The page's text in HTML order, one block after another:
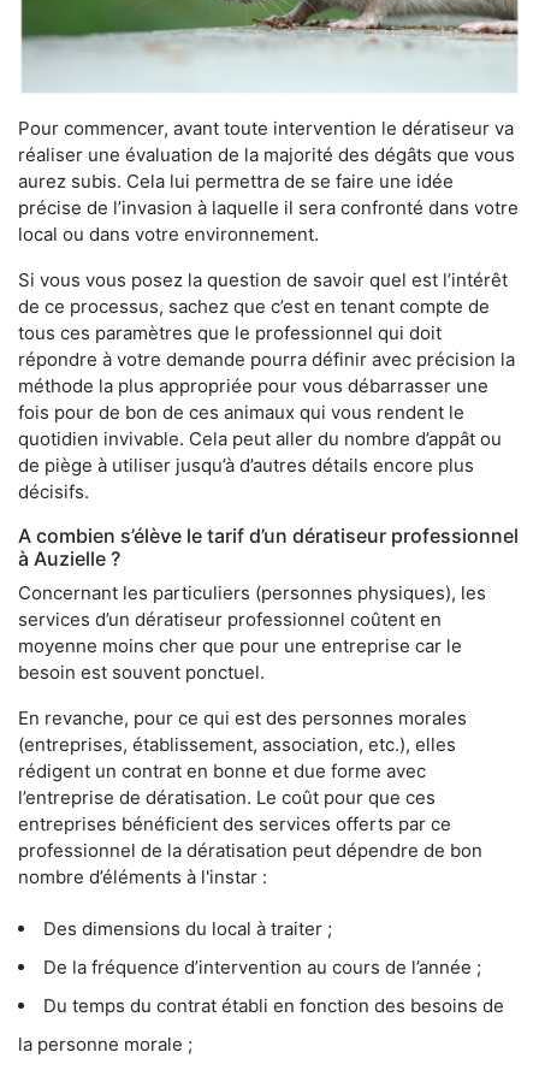
Pour commencer, avant toute intervention le dératiseur va
réaliser une évaluation de la majorité des dégâts que vous
aurez subis. Cela lui permettra de se faire une idée
précise de l’invasion à laquelle il sera confronté dans votre
local ou dans votre environnement.
Si vous vous posez la question de savoir quel est l’intérêt
de ce processus, sachez que c’est en tenant compte de
tous ces paramètres que le professionnel qui doit
répondre à votre demande pourra définir avec précision la
méthode la plus appropriée pour vous débarrasser une
fois pour de bon de ces animaux qui vous rendent le
quotidien invivable. Cela peut aller du nombre d’appât ou
de piège à utiliser jusqu’à d’autres détails encore plus
décisifs.
A combien s’élève le tarif d’un dératiseur professionnel
à Auzielle ?
Concernant les particuliers (personnes physiques), les
services d’un dératiseur professionnel coûtent en
moyenne moins cher que pour une entreprise car le
besoin est souvent ponctuel.
En revanche, pour ce qui est des personnes morales
(entreprises, établissement, association, etc.), elles
rédigent un contrat en bonne et due forme avec
l’entreprise de dératisation. Le coût pour que ces
entreprises bénéficient des services offerts par ce
professionnel de la dératisation peut dépendre de bon
nombre d’éléments à l'instar :
Des dimensions du local à traiter ;
De la fréquence d’intervention au cours de l’année ;
Du temps du contrat établi en fonction des besoins de
la personne morale ;